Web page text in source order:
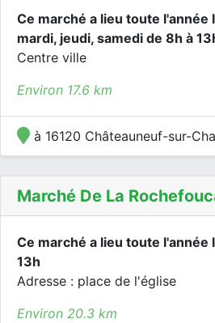
Ce marché a lieu toute l'année
mardi, jeudi, samedi de 8h à
Centre ville
Environ 17.6 km
à 16120 Châteauneuf-sur-
Marché De La
Ce marché a lieu toute l'année
13h
Adresse : place de l'église
Environ 20.3 km